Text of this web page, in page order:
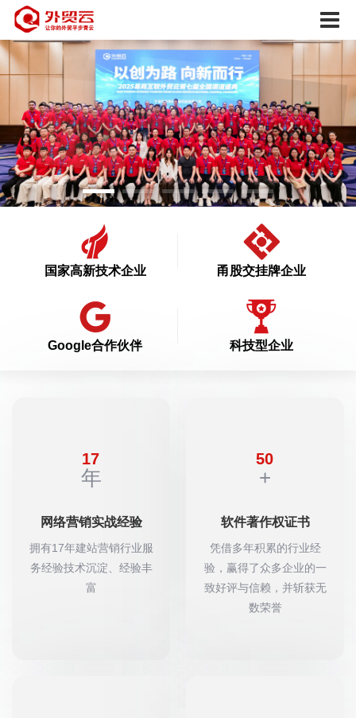
国家高新技术企业 甬股交挂牌企业
Google合作伙伴 科技型企业
17
年
网络营销实战经验
拥有17年建站营销行业服
务经验技术沉淀、经验丰
富
50
+
软件著作权证书
凭借多年积累的行业经
验，赢得了众多企业的一
致好评与信赖，并斩获无
数荣誉